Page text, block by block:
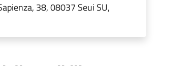
38, 08037 Seui SU,